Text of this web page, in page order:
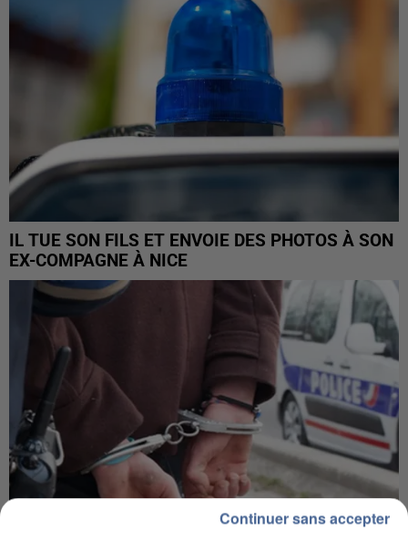
IL TUE SON FILS ET ENVOIE DES PHOTOS À SON
EX-COMPAGNE À NICE
Continuer sans accepter